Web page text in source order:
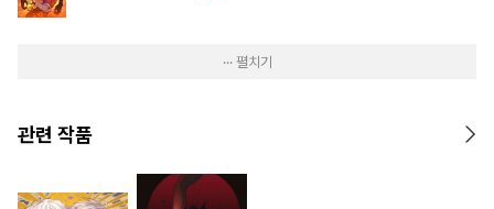
··· 펼치기
관련 작품